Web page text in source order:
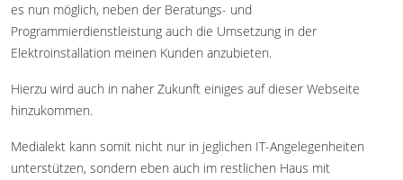
es nun möglich, neben der Beratungs- und
Programmierdienstleistung auch die Umsetzung in der
Elektroinstallation meinen Kunden anzubieten.
Hierzu wird auch in naher Zukunft einiges auf dieser Webseite
hinzukommen.
Medialekt kann somit nicht nur in jeglichen IT-Angelegenheiten
unterstützen, sondern eben auch im restlichen Haus mit